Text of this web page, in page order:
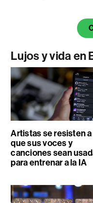
Lujos y vida en
Artistas se resisten a
que sus voces y
canciones sean
para entrenar a la IA